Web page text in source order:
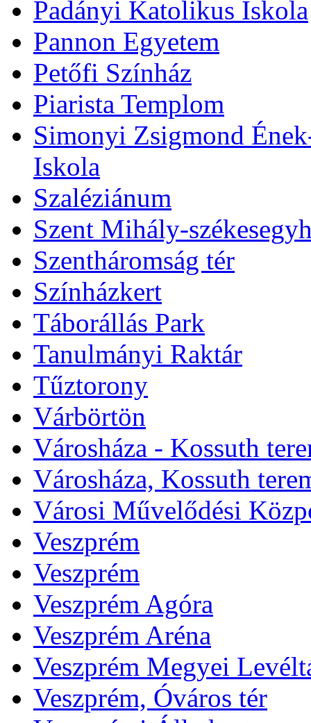
Padányi Katolikus Iskola
Pannon Egyetem
Petőfi Színház
Piarista Templom
Simonyi Zsigmond
Iskola
Szaléziánum
Szent Mihály-
Szentháromság tér
Színházkert
Táborállás Park
Tanulmányi Raktár
Tűztorony
Várbörtön
Városháza - Kossuth
Városháza, Kossuth
Városi Művelődési
Veszprém
Veszprém
Veszprém Agóra
Veszprém Aréna
Veszprém Megyei
Veszprém, Óváros tér